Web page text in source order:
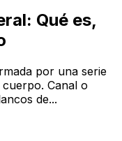
Qué es,
por una serie
Canal o
de...